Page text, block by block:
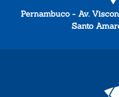
Pernambuco - Av.
Santo